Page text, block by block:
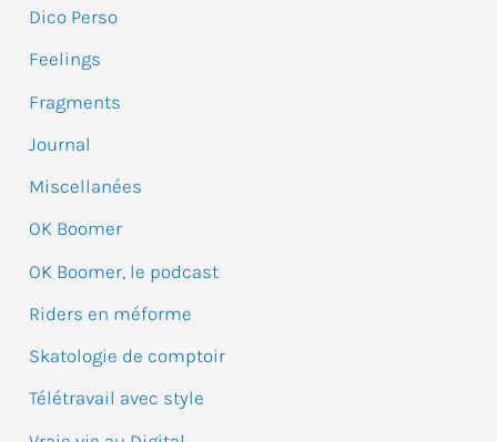
c
h
e
r
Dico Perso
Feelings
Fragments
Journal
Miscellanées
OK Boomer
OK Boomer, le podcast
Riders en méforme
Skatologie de comptoir
Télétravail avec style